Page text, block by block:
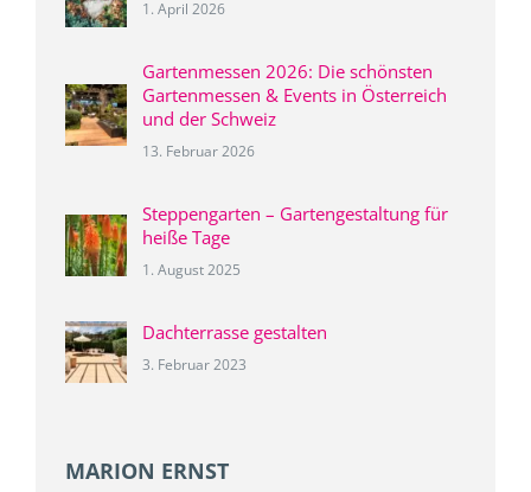
1. April 2026
Gartenmessen 2026: Die schönsten
Gartenmessen & Events in Österreich
und der Schweiz
13. Februar 2026
Steppengarten – Gartengestaltung für
heiße Tage
1. August 2025
Dachterrasse gestalten
3. Februar 2023
MARION ERNST